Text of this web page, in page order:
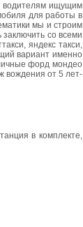
водителям ищущим
для работы в
мы и строим
со всеми
яндекс такси,
вариант именно
форд мондео
вождения от 5 лет-
в комплекте,